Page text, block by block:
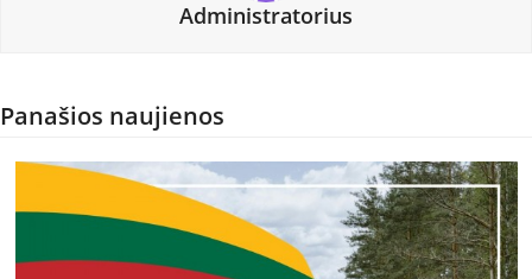
Administratorius
Panašios naujienos